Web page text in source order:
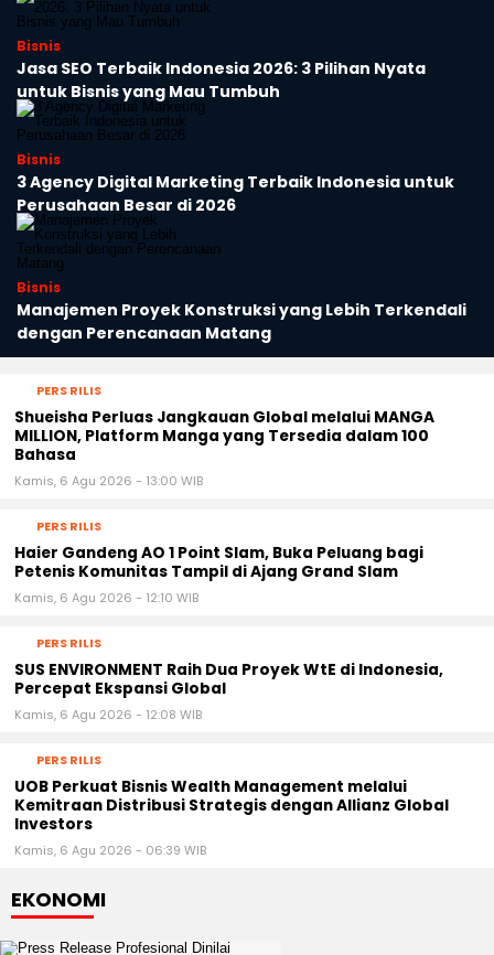
Bisnis
Jasa SEO Terbaik Indonesia 2026: 3 Pilihan Nyata
untuk Bisnis yang Mau Tumbuh
Bisnis
3 Agency Digital Marketing Terbaik Indonesia untuk
Perusahaan Besar di 2026
Bisnis
Manajemen Proyek Konstruksi yang Lebih Terkendali
dengan Perencanaan Matang
PERS RILIS
Shueisha Perluas Jangkauan Global melalui MANGA
MILLION, Platform Manga yang Tersedia dalam 100
Bahasa
Kamis, 6 Agu 2026 - 13:00 WIB
PERS RILIS
Haier Gandeng AO 1 Point Slam, Buka Peluang bagi
Petenis Komunitas Tampil di Ajang Grand Slam
Kamis, 6 Agu 2026 - 12:10 WIB
PERS RILIS
SUS ENVIRONMENT Raih Dua Proyek WtE di Indonesia,
Percepat Ekspansi Global
Kamis, 6 Agu 2026 - 12:08 WIB
PERS RILIS
UOB Perkuat Bisnis Wealth Management melalui
Kemitraan Distribusi Strategis dengan Allianz Global
Investors
Kamis, 6 Agu 2026 - 06:39 WIB
EKONOMI